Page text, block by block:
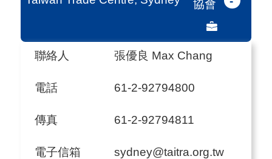
協會
聯絡人 張優良 Max Chang
電話 61-2-92794800
傳真 61-2-92794811
電子信箱 sydney@taitra.org.tw